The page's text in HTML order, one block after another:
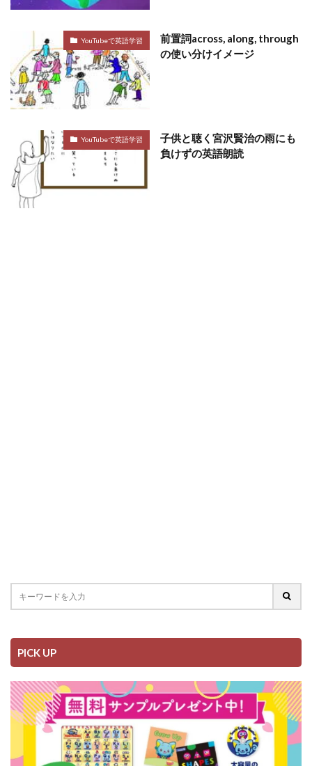
YouTubeで英語学習
前置詞across, along, through
の使い分けイメージ
YouTubeで英語学習
子供と聴く宮沢賢治の雨にも
負けずの英語朗読
PICK UP